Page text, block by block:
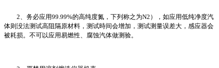
2、务必应用99.99%的高纯度氮，下列称之为N2），如应用低纯净度汽
体则没法测试高阻隔原材料，测试時间会增加，测试测量误差大，感应器会
被耗损。不可以应用易燃性、腐蚀汽体做测验。